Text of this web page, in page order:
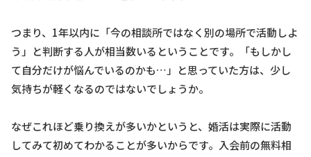
つまり、1年以内に「今の相談所ではなく別の場所で活動しよ
う」と判断する人が相当数いるということです。「もしかし
て自分だけが悩んでいるのかも…」と思っていた方は、少し
気持ちが軽くなるのではないでしょうか。
なぜこれほど乗り換えが多いかというと、婚活は実際に活動
してみて初めてわかることが多いからです。入会前の無料相